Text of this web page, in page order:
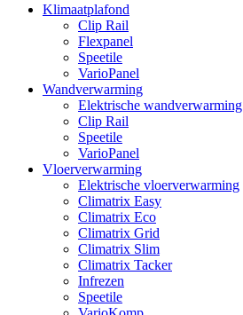
Klimaatplafond
Clip Rail
Flexpanel
Speetile
VarioPanel
Wandverwarming
Elektrische wandverwarming
Clip Rail
Speetile
VarioPanel
Vloerverwarming
Elektrische vloerverwarming
Climatrix Easy
Climatrix Eco
Climatrix Grid
Climatrix Slim
Climatrix Tacker
Infrezen
Speetile